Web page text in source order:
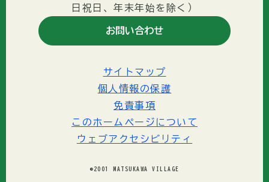
日祝日、年末年始を除く）
お問い合わせ
サイトマップ
個人情報の保護
免責事項
このホームページについて
ウェブアクセシビリティ
©2001 MATSUKAWA VILLAGE